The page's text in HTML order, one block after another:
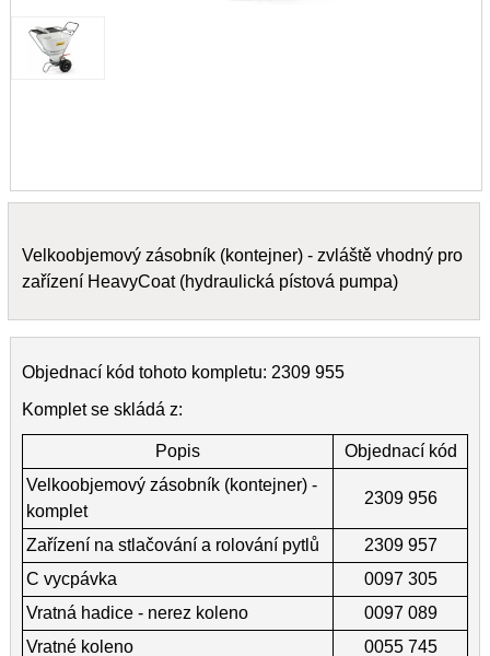
Velkoobjemový zásobník (kontejner) - zvláště vhodný pro
zařízení HeavyCoat (hydraulická pístová pumpa)
Objednací kód tohoto kompletu: 2309 955
Komplet se skládá z:
Popis
Objednací kód
Velkoobjemový zásobník (kontejner) -
komplet
2309 956
Zařízení na stlačování a rolování pytlů
2309 957
C vycpávka
0097 305
Vratná hadice - nerez koleno
0097 089
Vratné koleno
0055 745